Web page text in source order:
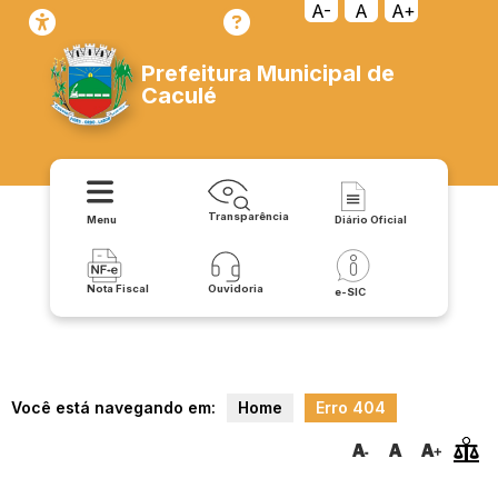
transparencia/coronavirus/publicacoes/decretos
A- A A+
Prefeitura Municipal de
Caculé
Menu Transparência Diário Oficial
Nota Fiscal Ouvidoria e-SIC
Você está navegando em: Home Erro 404